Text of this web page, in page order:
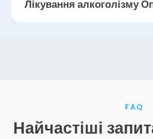
Лікування алкоголізму
FAQ
Найчастіші